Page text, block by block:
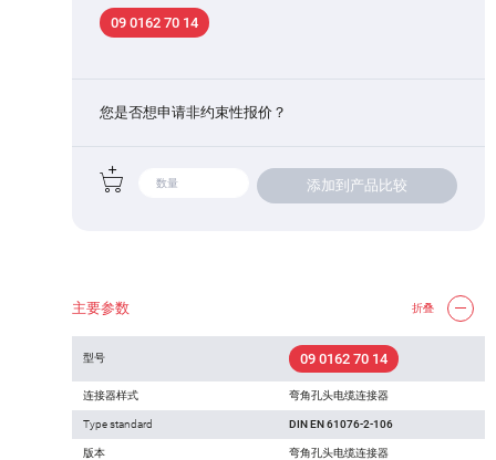
09 0162 70 14
您是否想申请非约束性报价？
添加到产品比较
主要参数 折叠
型号 09 0162 70 14
连接器样式 弯角孔头电缆连接器
Type standard DIN EN 61076-2-106
版本 弯角孔头电缆连接器